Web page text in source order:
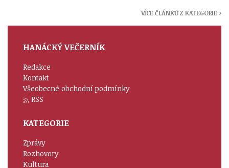
VÍCE ČLÁNKŮ Z KATEGORIE ›
HANÁCKÝ VEČERNÍK
Redakce
Kontakt
Všeobecné obchodní podmínky
RSS
KATEGORIE
Zprávy
Rozhovory
Kultura